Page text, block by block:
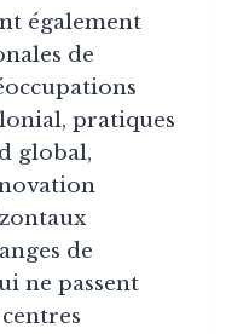
également
de
pratiques
global,
de
ne passent